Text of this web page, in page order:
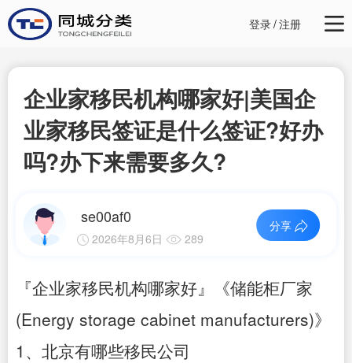
登录/注册
企业家移民机构哪家好|美国企
业家移民签证是什么签证?好办
吗?办下来需要多久?
se00af0
2026年8月6日 289
分享
『企业家移民机构哪家好』《储能柜厂家
(Energy storage cabinet manufacturers)》
1、北京有哪些移民公司